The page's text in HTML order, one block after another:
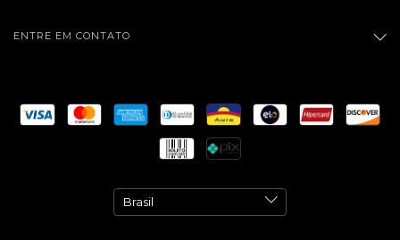
ENTRE EM CONTATO